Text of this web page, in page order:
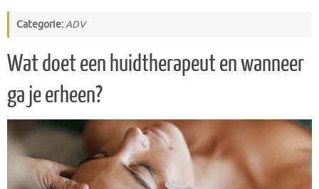
Categorie:ADV
Wat doet een huidtherapeut en wanneer
ga je erheen?